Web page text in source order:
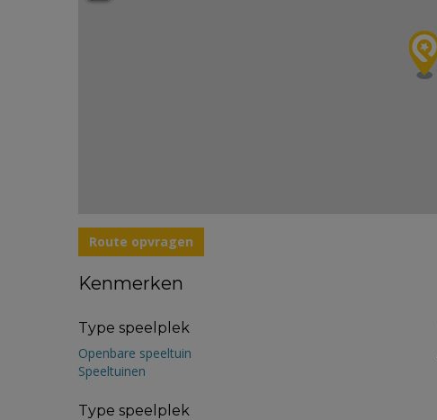
Route opvragen
Kenmerken
Type speelplek
Openbare speeltuin
Speeltuinen
Type speelplek